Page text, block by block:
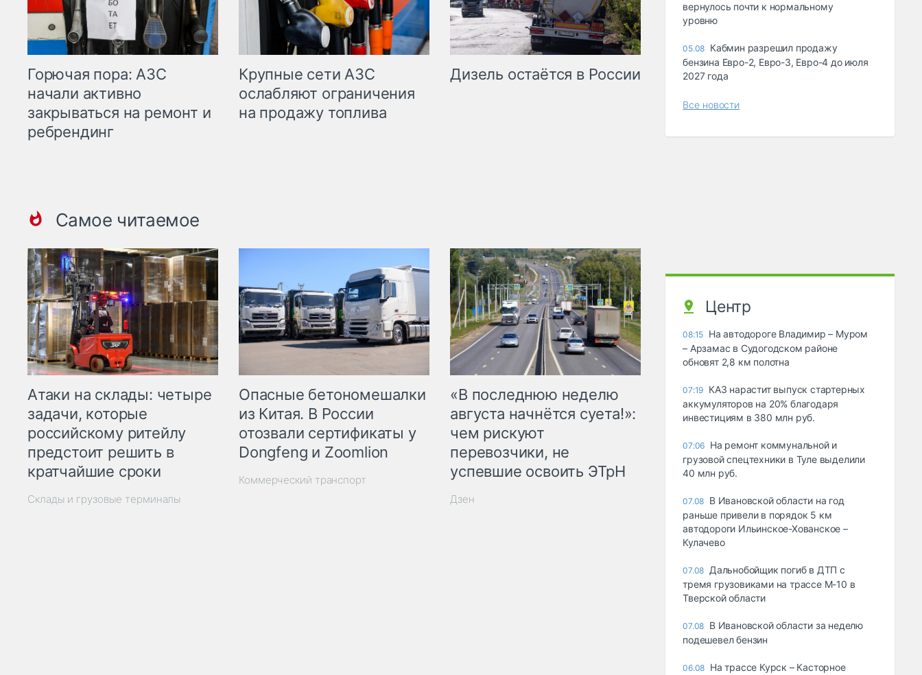
Горючая пора: АЗС
начали активно
закрываться на ремонт и
ребрендинг
Крупные сети АЗС
ослабляют ограничения
на продажу топлива
Дизель остаётся в России
Самое читаемое
Атаки на склады: четыре
задачи, которые
российскому ритейлу
предстоит решить в
кратчайшие сроки
Склады и грузовые терминалы
Опасные бетономешалки
из Китая. В России
отозвали сертификаты у
Dongfeng и Zoomlion
Коммерческий транспорт
«В последнюю неделю
августа начнётся суета!»:
чем рискуют
перевозчики, не
успевшие освоить ЭТрН
Дзен
вернулось почти к нормальному
уровню
05.08 Кабмин разрешил продажу
бензина Евро-2, Евро-3, Евро-4 до июля
2027 года
Все новости
Центр
08:15 На автодороге Владимир – Муром
– Арзамас в Судогодском районе
обновят 2,8 км полотна
07:19 КАЗ нарастит выпуск стартерных
аккумуляторов на 20% благодаря
инвестициям в 380 млн руб.
07:06 На ремонт коммунальной и
грузовой спецтехники в Туле выделили
40 млн руб.
07.08 В Ивановской области на год
раньше привели в порядок 5 км
автодороги Ильинское-Хованское –
Кулачево
07.08 Дальнобойщик погиб в ДТП с
тремя грузовиками на трассе М-10 в
Тверской области
07.08 В Ивановской области за неделю
подешевел бензин
06.08 На трассе Курск – Касторное